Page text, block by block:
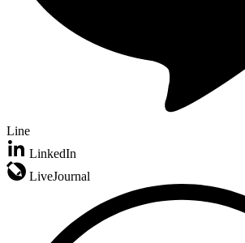
Line
LinkedIn
LiveJournal